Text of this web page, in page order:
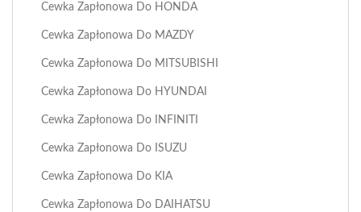
Cewka Zapłonowa Do HONDA
Cewka Zapłonowa Do MAZDY
Cewka Zapłonowa Do MITSUBISHI
Cewka Zapłonowa Do HYUNDAI
Cewka Zapłonowa Do INFINITI
Cewka Zapłonowa Do ISUZU
Cewka Zapłonowa Do KIA
Cewka Zapłonowa Do DAIHATSU